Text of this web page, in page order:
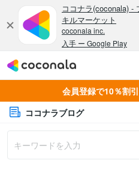
会員登録で10％割
ココナラブログ